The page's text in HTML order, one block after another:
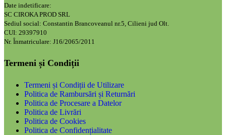
Date indetificare:
SC CIROKA PROD SRL
Sediul social: Constantin Brancoveanul nr.5, Cilieni jud Olt.
CUI: 29397910
Nr. Înmatriculare: J16/2065/2011
Termeni și Condiții
Termeni și Condiții de Utilizare
Politica de Rambursări și Returnări
Politica de Procesare a Datelor
Politica de Livrări
Politica de Cookies
Politica de Confidențialitate